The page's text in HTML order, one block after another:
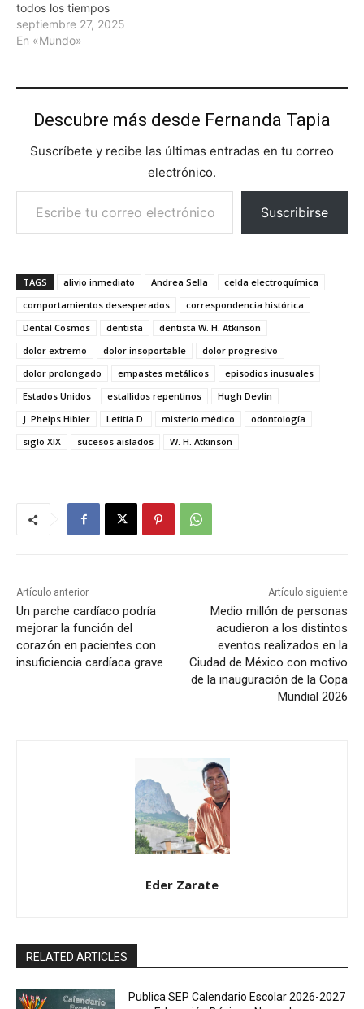
todos los tiempos
septiembre 27, 2025
En «Mundo»
Descubre más desde Fernanda Tapia
Suscríbete y recibe las últimas entradas en tu correo
electrónico.
Escribe tu correo electrónico…
Suscribirse
TAGS alivio inmediato Andrea Sella
celda electroquímica
comportamientos desesperados
correspondencia histórica
Dental Cosmos
dentista
dentista W. H. Atkinson
dolor extremo
dolor insoportable
dolor progresivo
dolor prolongado
empastes metálicos
episodios inusuales
Estados Unidos
estallidos repentinos
Hugh Devlin
J. Phelps Hibler
Letitia D. misterio médico
odontología
siglo XIX
sucesos aislados W. H. Atkinson
Artículo anterior
Un parche cardíaco podría
mejorar la función del
corazón en pacientes con
insuficiencia cardíaca grave
Artículo siguiente
Medio millón de personas
acudieron a los distintos
eventos realizados en la
Ciudad de México con motivo
de la inauguración de la Copa
Mundial 2026
Eder Zarate
RELATED ARTICLES
Publica SEP Calendario Escolar 2026-2027